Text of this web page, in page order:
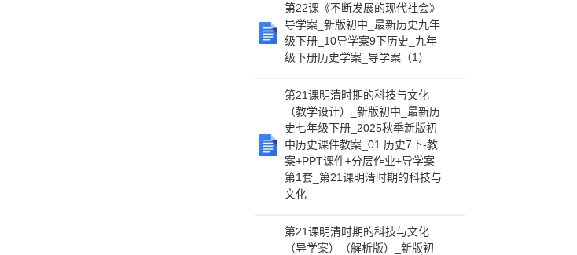
第22课《不断发展的现代社会》
导学案_新版初中_最新历史九年
级下册_10导学案9下历史_九年
级下册历史学案_导学案（1）
第21课明清时期的科技与文化
（教学设计）_新版初中_最新历
史七年级下册_2025秋季新版初
中历史课件教案_01.历史7下-教
案+PPT课件+分层作业+导学案
第1套_第21课明清时期的科技与
文化
第21课明清时期的科技与文化
（导学案）（解析版）_新版初